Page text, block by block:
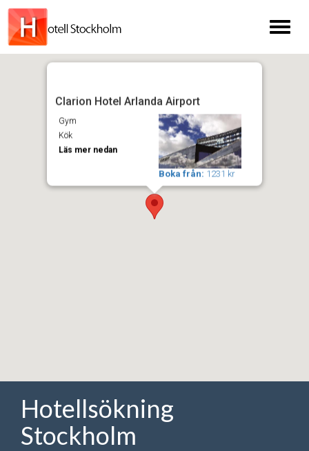
Toggle
Clarion Hotel Arlanda Airport
Gym
Kök
Läs mer nedan
Boka från: 1231 kr
Hotellsökning
Stockholm